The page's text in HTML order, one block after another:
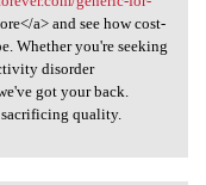
a> and see how cost-
Whether you're seeking
disorder
got your back.
quality.